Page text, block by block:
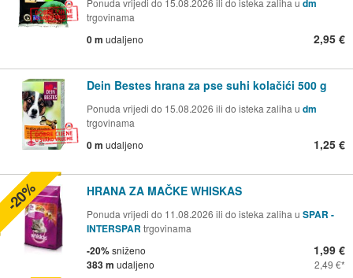
Ponuda vrijedi do 15.08.2026 ili do isteka zaliha u dm
trgovinama
0 m udaljeno 2,95 €
Dein Bestes hrana za pse suhi kolačići 500 g
Ponuda vrijedi do 15.08.2026 ili do isteka zaliha u dm
trgovinama
0 m udaljeno 1,25 €
HRANA ZA MAČKE WHISKAS
Ponuda vrijedi do 11.08.2026 ili do isteka zaliha u SPAR -
INTERSPAR trgovinama
-20%sniženo
383 m udaljeno
1,99 €
2,49 €
-20%